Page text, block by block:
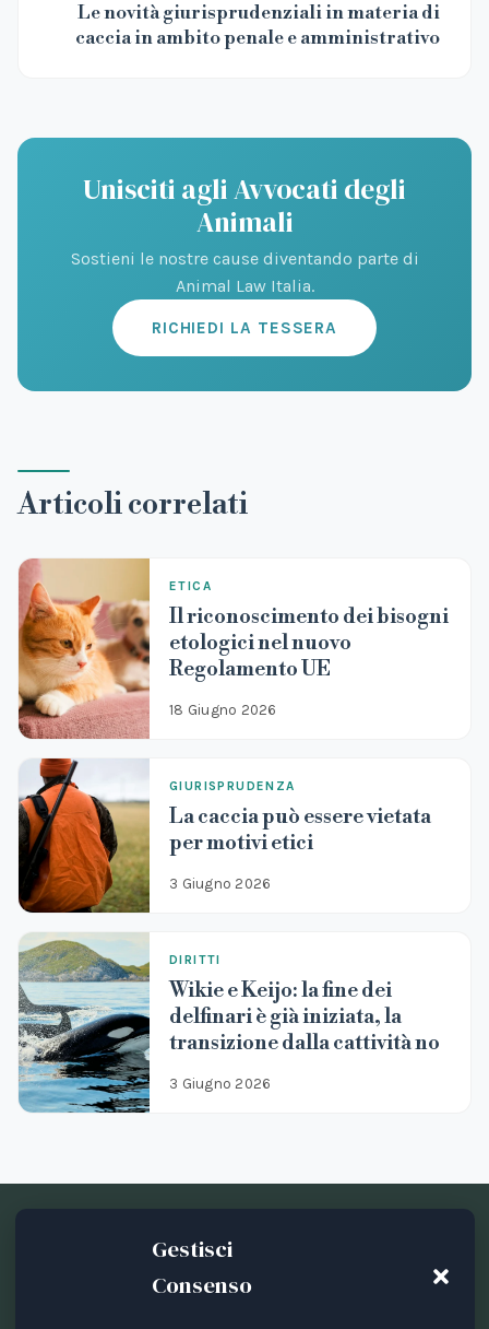
Gestisci
Consenso
Le novità giurisprudenziali in materia di
caccia in ambito penale e amministrativo
Unisciti agli Avvocati degli
Animali
Sostieni le nostre cause diventando parte di
Animal Law Italia.
RICHIEDI LA TESSERA
Articoli correlati
ETICA
Il riconoscimento dei bisogni
etologici nel nuovo
Regolamento UE
18 Giugno 2026
GIURISPRUDENZA
La caccia può essere vietata
per motivi etici
3 Giugno 2026
DIRITTI
Wikie e Keijo: la fine dei
delfinari è già iniziata, la
transizione dalla cattività no
3 Giugno 2026